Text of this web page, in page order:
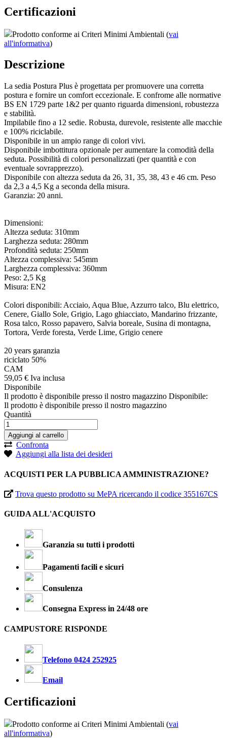
Certificazioni
Prodotto conforme ai Criteri Minimi Ambientali (vai
all'informativa)
Descrizione
La sedia Postura Plus è progettata per promuovere una corretta
postura e fornire un comfort eccezionale. E confrome alle normative
BS EN 1729 parte 1&2 per quanto riguarda dimensioni, robustezza
e stabilità.
Impilabile fino a 12 sedie. Robusta, durevole, resistente alle macchie
e 100% riciclabile.
Disponibile in un ampio range di colori vivi.
Disponibile imbottitura opzionale per aumentare la comodità della
seduta. Possibilità di colori personalizzati (per quantità e con
eventuale sovrapprezzo).
Disponibile con altezza seduta da 26, 31, 35, 38, 43 e 46 cm. Peso
da 2,3 a 4,5 Kg a seconda della misura.
Garanzia: 20 anni.
Dimensioni:
Altezza seduta: 310mm
Larghezza seduta: 280mm
Profondità seduta: 250mm
Altezza complessiva: 545mm
Larghezza complessiva: 360mm
Peso: 2,5 Kg
Misura: EN2
Colori disponibili: Acciaio, Aqua Blue, Azzurro talco, Blu elettrico,
Cenere, Giallo Sole, Grigio, Lago ghiacciato, Mandarino frizzante,
Rosa talco, Rosso papavero, Salvia boreale, Susina di montagna,
Tortora, Verde foresta, Verde Lime, Grigio cenere
20 years garanzia
riciclato 50%
CAM
59,05 € Iva inclusa
Disponibile
Il prodotto è disponibile presso il nostro magazzino Disponibile:
Il prodotto è disponibile presso il nostro magazzino
Quantità
Aggiungi al carrello
Confronta
Aggiungi alla lista dei desideri
ACQUISTI PER LA PUBBLICA AMMINISTRAZIONE?
Trova questo prodotto su MePA ricercando il codice 355167CS
GUIDA ALL'ACQUISTO
Garanzia su tutti i prodotti
Pagamenti facili e sicuri
Consulenza
Consegna Express in 24/48 ore
CAMPUSTORE RISPONDE
Telefono 0424 252925
Email
Certificazioni
Prodotto conforme ai Criteri Minimi Ambientali (vai
all'informativa)